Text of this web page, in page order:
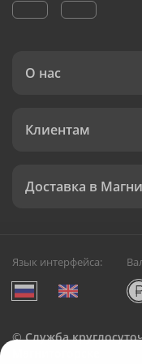
О нас
Клиентам
Доставка в
Язык интерфейса:
©Служба